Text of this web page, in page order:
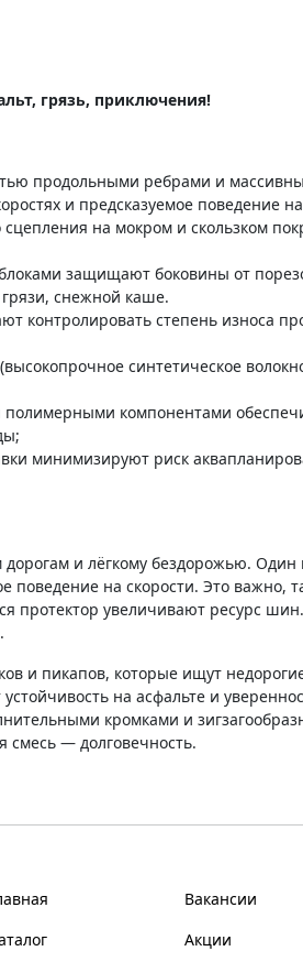
грязь, приключения!
продольными ребрами и
и предсказуемое поведение
на мокром и скользком
защищают боковины от
снежной каше.
контролировать степень износа
синтетическое
компонентами
минимизируют риск
и лёгкому бездорожью. Один
на скорости. Это важно,
увеличивают ресурс
и пикапов, которые ищут
на асфальте и
кромками и
смесь — долговечность.
Вакансии
Акции